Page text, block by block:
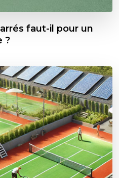
faut-il pour un
?